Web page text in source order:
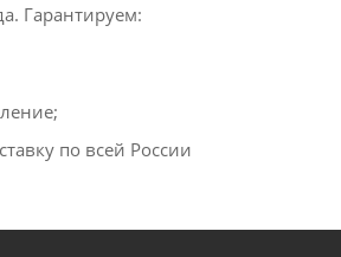
Гарантируем:
по всей России